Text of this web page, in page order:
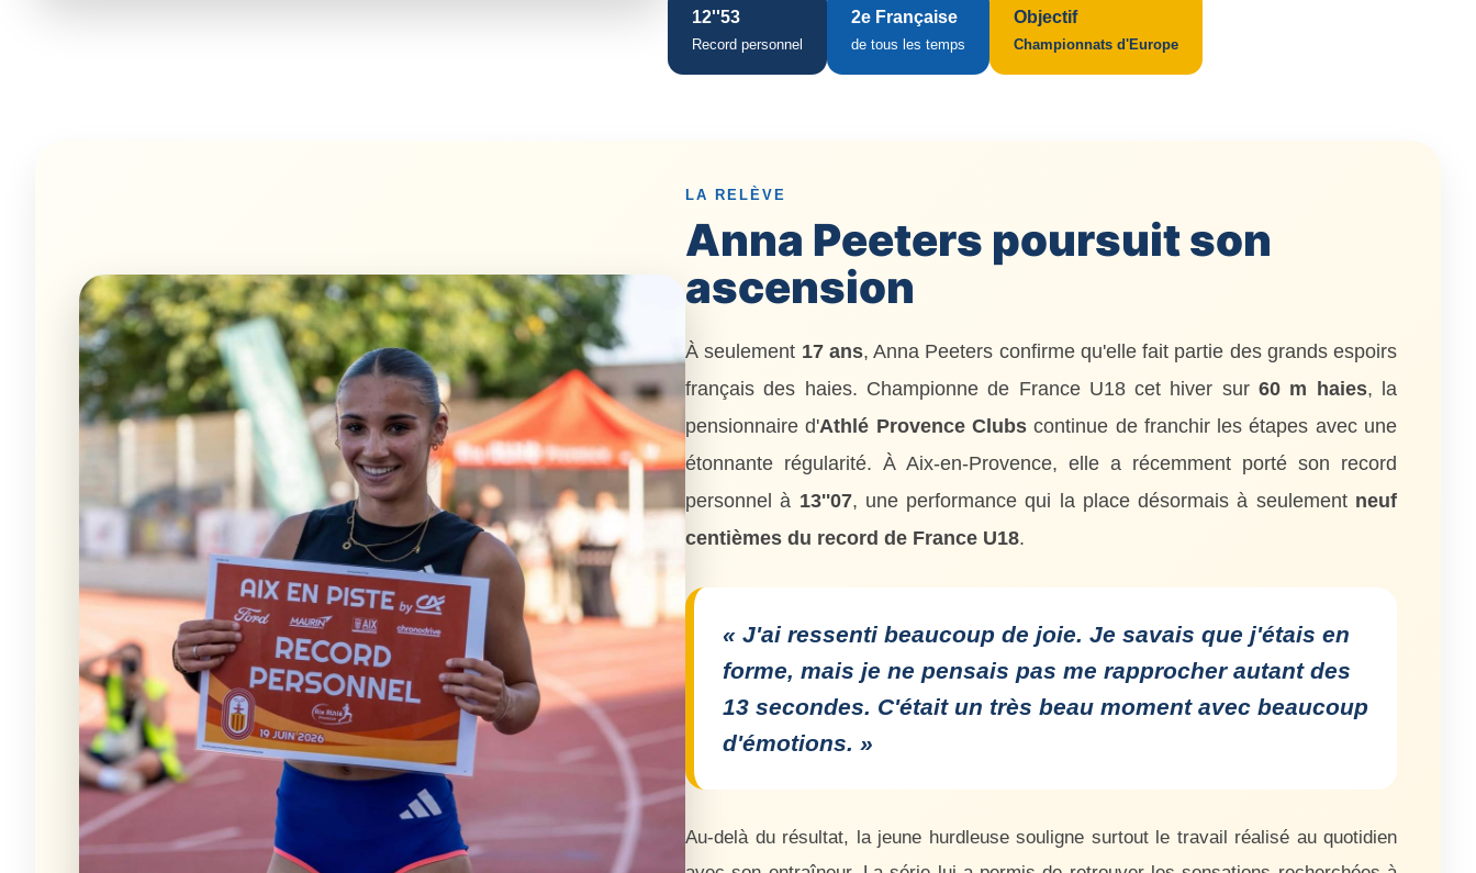
12''53
Record personnel
2e Française
de tous les temps
Objectif
Championnats d'Europe
LA RELÈVE
Anna Peeters poursuit son
ascension
À seulement 17 ans, Anna Peeters confirme qu'elle fait partie des grands espoirs
français des haies. Championne de France U18 cet hiver sur60 m haies, la
pensionnaire d'Athlé Provence Clubscontinue de franchir les étapes avec une
étonnante régularité. À Aix-en-Provence, elle a récemment porté son record
personnel à 13''07, une performance qui la place désormais à seulement neuf
centièmes du record de France U18.
« J'ai ressenti beaucoup de joie. Je savais que j'étais en
forme, mais je ne pensais pas me rapprocher autant des
13 secondes. C'était un très beau moment avec beaucoup
d'émotions. »
Au-delà du résultat, la jeune hurdleuse souligne surtout le travail réalisé au quotidien